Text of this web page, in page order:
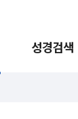
성경검색